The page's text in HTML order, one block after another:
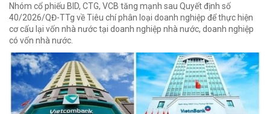
Nhóm cổ phiếu BID, CTG, VCB tăng mạnh sau Quyết định số
40/2026/QĐ-TTg về Tiêu chí phân loại doanh nghiệp để thực hiện
cơ cấu lại vốn nhà nước tại doanh nghiệp nhà nước, doanh nghiệp
có vốn nhà nước.